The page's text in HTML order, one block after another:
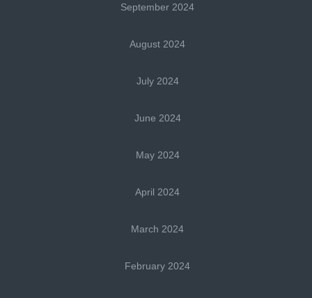
September 2024
August 2024
July 2024
June 2024
May 2024
April 2024
March 2024
February 2024